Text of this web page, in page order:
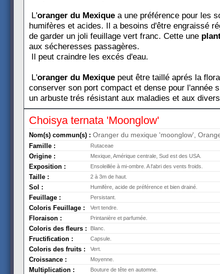
L'oranger du Mexique a une préférence pour les
humifères et acides. Il a besoins d'être engraissé
de garder un joli feuillage vert franc. Cette une
aux sécheresses passagères.
Il peut craindre les excés d'eau.
L'oranger du Mexique peut être taillé aprés la
conserver son port compact et dense pour l'année
un arbuste trés résistant aux maladies et aux
Choisya ternata 'Moonglow'
Nom(s) commun(s) : Oranger du mexique 'moonglow',
Famille : Rutaceae
Origine : Mexique, Amérique centrale, Sud est des USA.
Exposition : Ensoleillée à mi-ombre. A l'abri des vents froids.
Taille : 2 à 3m de haut.
Sol : Humifère, acide de préférence et bien drainé.
Feuillage : Persistant.
Coloris Feuillage : Vert tendre.
Floraison : Printanière et parfumée.
Coloris des fleurs : Blanc.
Fructification : Capsule.
Coloris des fruits : Vert.
Croissance : Moyenne.
Multiplication : Bouture de tête en automne.